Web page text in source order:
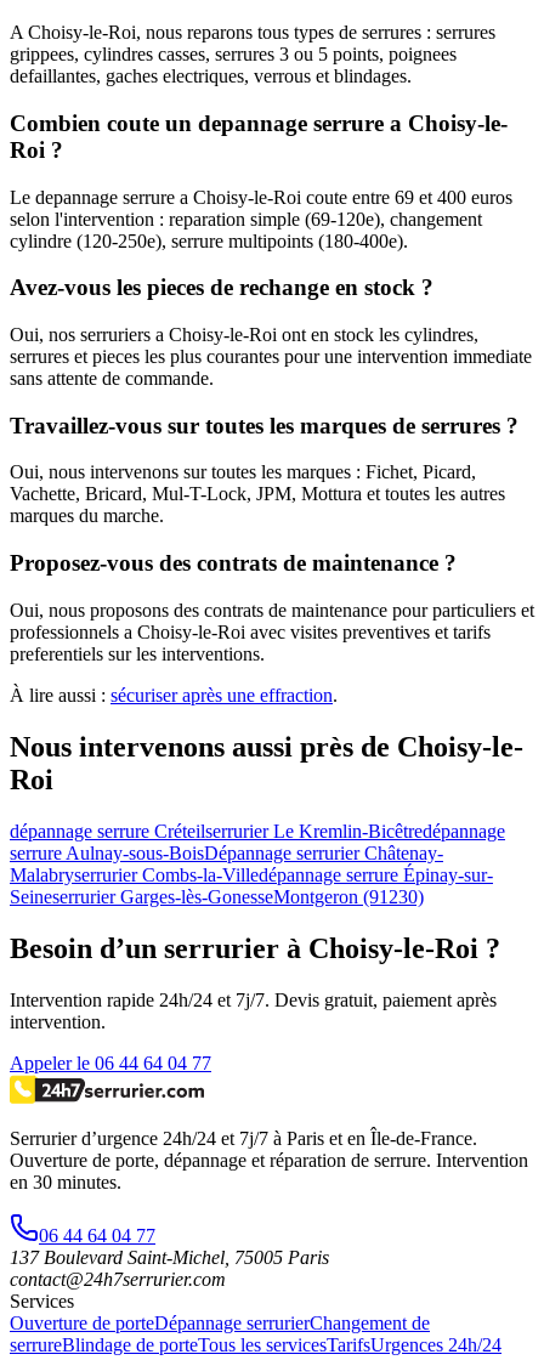
A Choisy-le-Roi, nous reparons tous types de serrures : serrures
grippees, cylindres casses, serrures 3 ou 5 points, poignees
defaillantes, gaches electriques, verrous et blindages.
Combien coute un depannage serrure a Choisy-le-
Roi ?
Le depannage serrure a Choisy-le-Roi coute entre 69 et 400 euros
selon l'intervention : reparation simple (69-120e), changement
cylindre (120-250e), serrure multipoints (180-400e).
Avez-vous les pieces de rechange en stock ?
Oui, nos serruriers a Choisy-le-Roi ont en stock les cylindres,
serrures et pieces les plus courantes pour une intervention immediate
sans attente de commande.
Travaillez-vous sur toutes les marques de serrures ?
Oui, nous intervenons sur toutes les marques : Fichet, Picard,
Vachette, Bricard, Mul-T-Lock, JPM, Mottura et toutes les autres
marques du marche.
Proposez-vous des contrats de maintenance ?
Oui, nous proposons des contrats de maintenance pour particuliers et
professionnels a Choisy-le-Roi avec visites preventives et tarifs
preferentiels sur les interventions.
À lire aussi : sécuriser après une effraction.
Nous intervenons aussi près de Choisy-le-
Roi
dépannage serrure Créteilserrurier Le Kremlin-Bicêtredépannage
serrure Aulnay-sous-BoisDépannage serrurier Châtenay-
Malabryserrurier Combs-la-Villedépannage serrure Épinay-sur-
Seineserrurier Garges-lès-GonesseMontgeron (91230)
Besoin d’un serrurier à Choisy-le-Roi ?
Intervention rapide 24h/24 et 7j/7. Devis gratuit, paiement après
intervention.
Appeler le 06 44 64 04 77
Serrurier d’urgence 24h/24 et 7j/7 à Paris et en Île-de-France.
Ouverture de porte, dépannage et réparation de serrure. Intervention
en 30 minutes.
06 44 64 04 77
137 Boulevard Saint-Michel 75005 Paris
contact@24h7serrurier.com
Services
Ouverture de porteDépannage serrurierChangement de
serrureBlindage de porteTous les servicesTarifsUrgences 24h/24